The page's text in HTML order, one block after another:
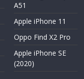
A51
Apple iPhone 11
Oppo Find X2 Pro
Apple iPhone SE
(2020)